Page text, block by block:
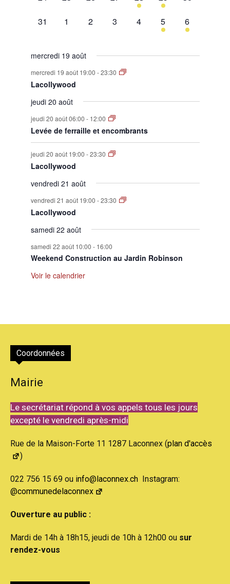
évènement,évènement,évènement,
0
31
0
1
0
2
0
3
0
évènement,
4
1
évènement,
5
1
évènement,
6
mercredi 19 août
mercredi 19 août 19:00 -23:30
Lacollywood
jeudi 20 août
jeudi 20 août 06:00 - 12:00
Levée de ferraille et encombrants
jeudi 20 août 19:00 -23:30
Lacollywood
vendredi 21 août
vendredi 21 août 19:00 -23:30
Lacollywood
samedi 22 août
samedi 22 août 10:00 - 16:00
Weekend Construction au Jardin Robinson
Voir le calendrier
Coordonnées
Mairie
Le secrétariat répond à vos appels tous les jours
excepté le vendredi après-midi
Rue de la Maison-Forte 11 1287 Laconnex (plan d'accès
)
022 756 15 69 ou info@laconnex.ch Instagram:
@communedelaconnex
Ouverture au public :
Mardi de 14h à 18h15, jeudi de 10h à 12h00 ou sur
rendez-vous